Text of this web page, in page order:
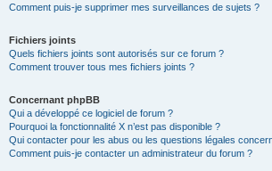
Comment puis-je supprimer mes surveillances de sujets ?
Fichiers joints
Quels fichiers joints sont autorisés sur ce forum ?
Comment trouver tous mes fichiers joints ?
Concernant phpBB
Qui a développé ce logiciel de forum ?
Pourquoi la fonctionnalité X n’est pas disponible ?
Qui contacter pour les abus ou les questions légales
Comment puis-je contacter un administrateur du forum ?